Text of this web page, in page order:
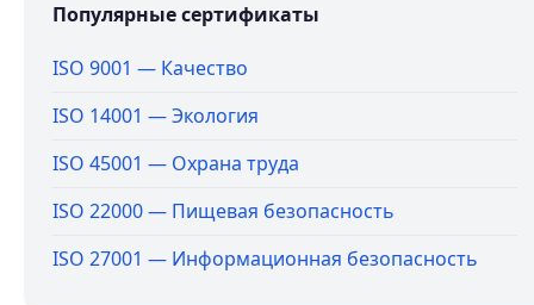
Популярные сертификаты
ISO 9001 — Качество
ISO 14001 — Экология
ISO 45001 — Охрана труда
ISO 22000 — Пищевая безопасность
ISO 27001 — Информационная безопасность